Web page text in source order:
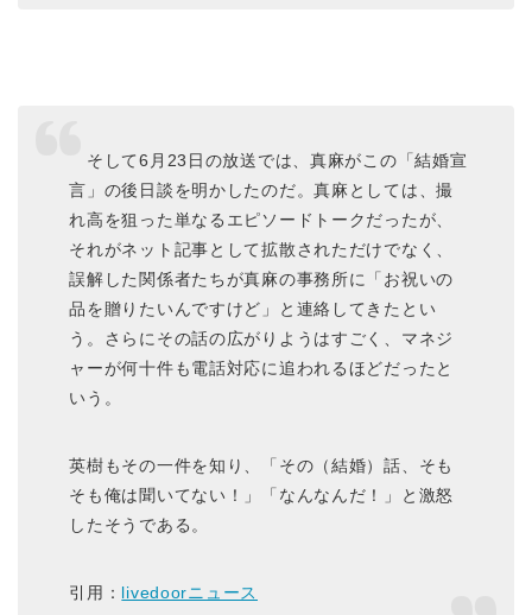
そして6月23日の放送では、真麻がこの「結婚宣
言」の後日談を明かしたのだ。真麻としては、撮
れ高を狙った単なるエピソードトークだったが、
それがネット記事として拡散されただけでなく、
誤解した関係者たちが真麻の事務所に「お祝いの
品を贈りたいんですけど」と連絡してきたとい
う。さらにその話の広がりようはすごく、マネジ
ャーが何十件も電話対応に追われるほどだったと
いう。
英樹もその一件を知り、「その（結婚）話、そも
そも俺は聞いてない！」「なんなんだ！」と激怒
したそうである。
引用： livedoorニュース